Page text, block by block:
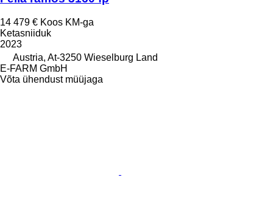
14 479 € Koos KM-ga
Ketasniiduk
2023
Austria, At-3250 Wieselburg Land
E-FARM GmbH
Võta ühendust müüjaga